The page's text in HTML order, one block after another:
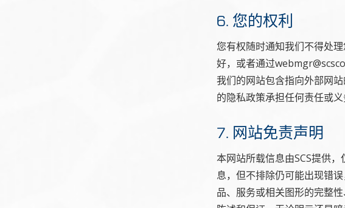
6. 您的权利
您有权随时通知我们不得处
好，或者通过
我们的网站包含指向外部网
的隐私政策承担任何责任或义
7. 网站免责声明
本网站所载信息由SCS提供
息，但不排除仍可能出现错
品、服务或相关图形的完整